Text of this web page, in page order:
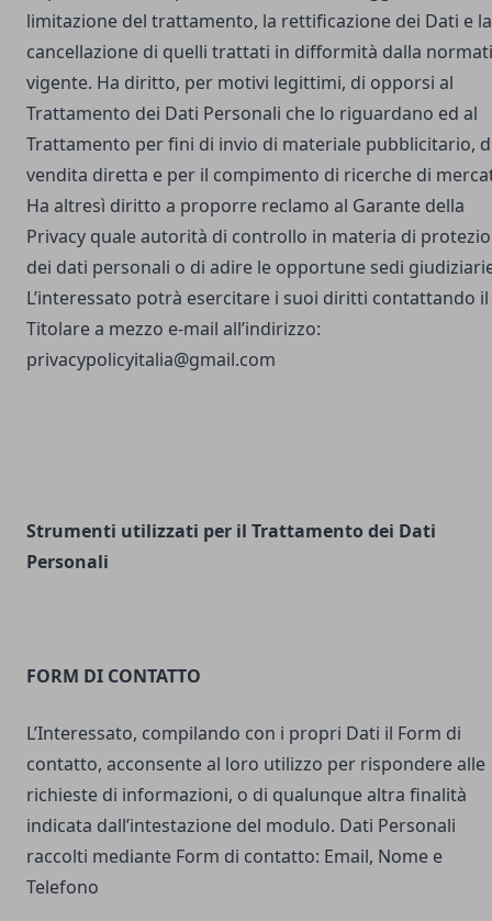
limitazione del trattamento, la rettificazione dei Dati e la
cancellazione di quelli trattati in difformità dalla
vigente. Ha diritto, per motivi legittimi, di opporsi al
Trattamento dei Dati Personali che lo riguardano ed al
Trattamento per fini di invio di materiale pubblicitario,
vendita diretta e per il compimento di ricerche di
Ha altresì diritto a proporre reclamo al Garante della
Privacy quale autorità di controllo in materia di
dei dati personali o di adire le opportune sedi
L’interessato potrà esercitare i suoi diritti contattando il
Titolare a mezzo e-mail all’indirizzo:
privacypolicyitalia@gmail.com
Strumenti utilizzati per il Trattamento dei Dati
Personali
FORM DI CONTATTO
L’Interessato, compilando con i propri Dati il Form di
contatto, acconsente al loro utilizzo per rispondere alle
richieste di informazioni, o di qualunque altra finalità
indicata dall’intestazione del modulo. Dati Personali
raccolti mediante Form di contatto: Email, Nome e
Telefono